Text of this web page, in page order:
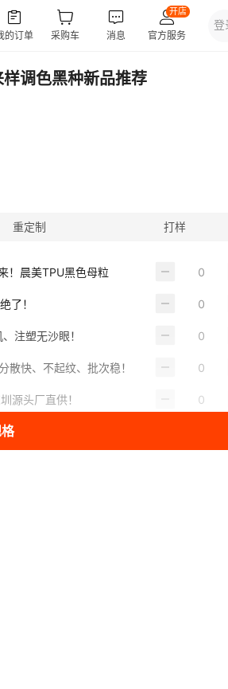
调色黑种新品推荐
重定制 打样
！晨美TPU黑色母粒
了！
注塑无沙眼！
散快、不起纹、批次稳！
源头厂直供！
术包！